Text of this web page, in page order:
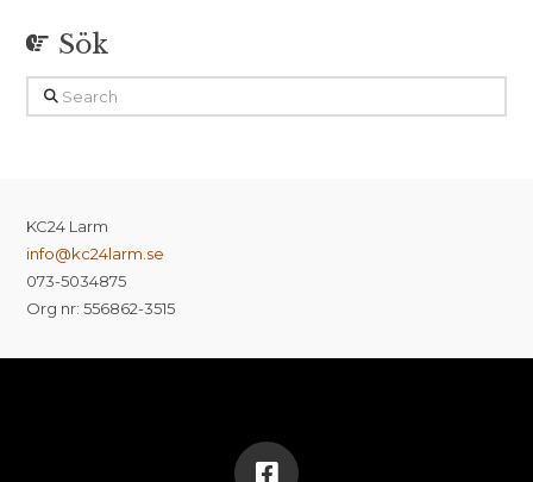
Sök
Search
KC24 Larm
info@kc24larm.se
073-5034875
Org nr: 556862-3515